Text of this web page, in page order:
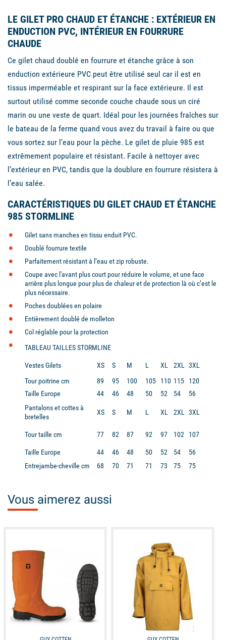
LE GILET PRO CHAUD ET ÉTANCHE : EXTÉRIEUR EN
ENDUCTION PVC, INTÉRIEUR EN FOURRURE
CHAUDE
Ce gilet chaud doublé en fourrure et étanche grâce à son
enduction extérieure PVC peut être utilisé seul car il est en
tissus imperméable et respirant sur la face extérieure. Il est
surtout utilisé comme seconde couche chaude sous un ciré
marin ou une veste de quart. Idéal pour les journées fraîches sur
le bateau de la ferme quand vous avez du travail à faire ou que
vous sortez sur l’eau pour la pèche. Le gilet de pluie 985 est
extrêmement populaire et résistant. Facile à nettoyer avec
l’extérieur en PVC, tandis que la doublure en fourrure résistera à
l’eau salée.
CARACTÉRISTIQUES DU GILET CHAUD ET ÉTANCHE
985 STORMLINE
Gilet sans manches en tissu enduit PVC.
Doublé fourrure textile
Parfaitement résistant à l’eau et zip robuste.
Coupe avec l'avant plus court pour réduire le volume, et une face
arrière plus longue pour plus de chaleur et de protection là où c’est le
plus nécessaire.
Poches doublées en polaire
Entièrement doublé de molleton
Col réglable pour la protection
TABLEAU TAILLES STORMLINE
Vestes Gilets XS S M L XL 2XL
3XL
Tour poitrine cm
89 95 100 105 110 115
120
Taille Europe
44 46 48 50 52 54
56
Pantalons et cottes à
bretelles
XS S M L XL 2XL 3XL
Tour taille cm 77 82 87 92 97 102 107
Taille Europe 44 46 48 50 52 54
56
Entrejambe-cheville cm
68 70 71 71 73 75 75
Vous aimerez aussi